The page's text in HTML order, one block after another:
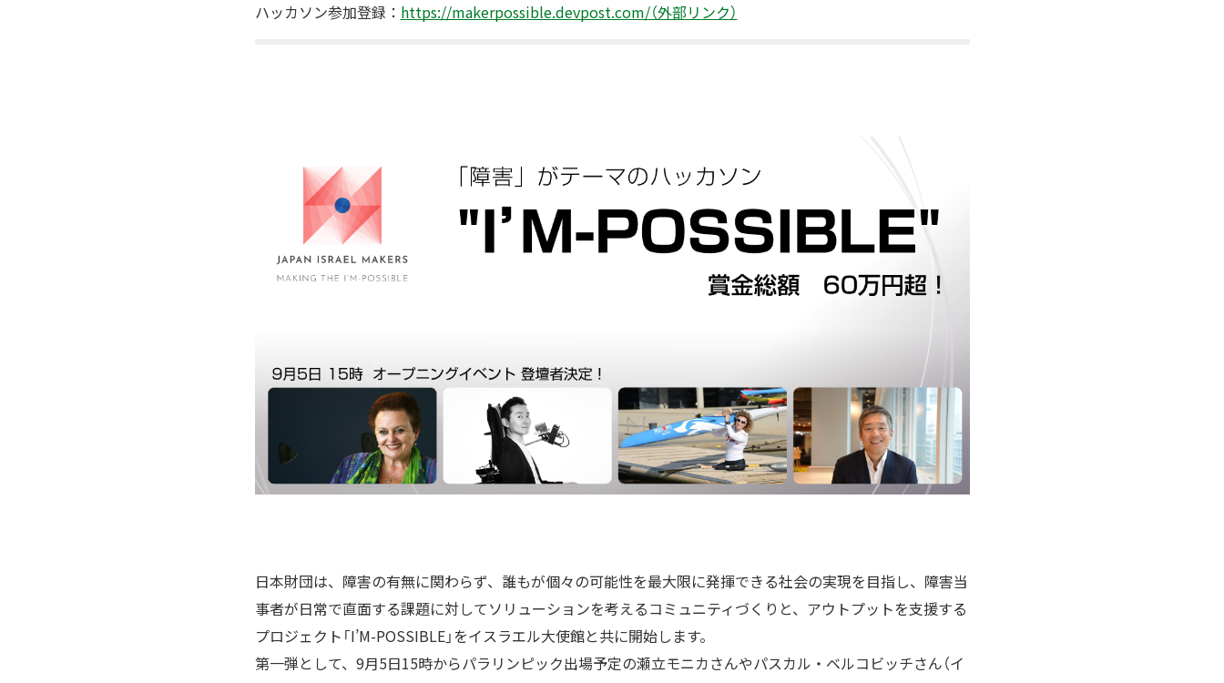
ハッカソン参加登録： https://makerpossible.devpost.com/（外部リンク）
日本財団は、障害の有無に関わらず、誰もが個々の可能性を最大限に発揮できる社会の実現を目指し、障害当
事者が日常で直面する課題に対してソリューションを考えるコミュニティづくりと、アウトプットを支援する
プロジェクト「I’M-POSSIBLE」をイスラエル大使館と共に開始します。
第一弾として、9月5日15時からパラリンピック出場予定の瀬立モニカさんやパスカル・ベルコビッチさん（イ